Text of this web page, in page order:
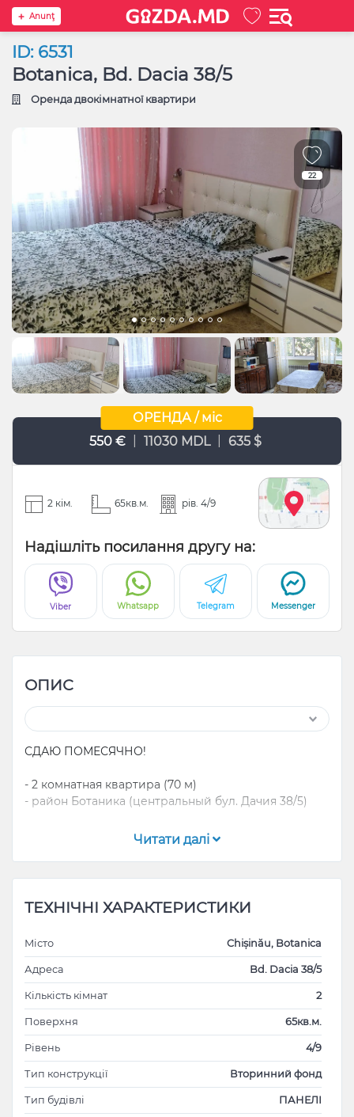
Anunţ
ID: 6531
Botanica, Bd. Dacia 38/5
Оренда двокімнатної квартири
22
ОРЕНДА / міс
550 €
11030 MDL 635 $
2 кім. 65кв.м. рів. 4/9
Надішліть посилання другу на:
Viber Whatsapp Telegram Messenger
ОПИС
СДАЮ ПОМЕСЯЧНО!
- 2 комнатная квартира (70 м)
- район Ботаника (центральный бул. Дачия 38/5)
Бойлер и кондиционер
Хорошая техника
скоростные WLAN Wi-Fi & кабельное TV
дворе
С 13 июня свободна!
500 евро плюс коммунальные в месяц!
Читати далі
ТЕХНІЧНІ ХАРАКТЕРИСТИКИ
Місто Chișinău, Botanica
Адреса Bd. Dacia 38/5
Кількість кімнат 2
Поверхня 65кв.м.
Рівень 4/9
Тип конструкції Вторинний фонд
Тип будівлі ПАНЕЛІ